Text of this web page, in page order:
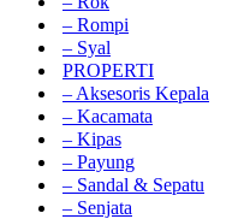
– Rompi
– Syal
PROPERTI
– Aksesoris Kepala
– Kacamata
– Kipas
– Payung
– Sandal & Sepatu
– Senjata